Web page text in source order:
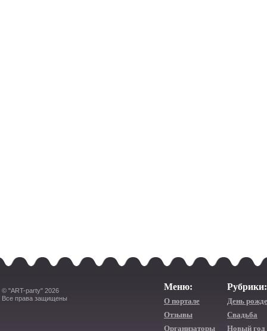
© "ART-party" 2026
Все права защищены
Меню:
О портале
Отзывы
Организаторы
Рубрики:
День
Свадьба
Новый год